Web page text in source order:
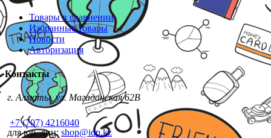
Товары в сравнении
Избранные товары
Новости
Авторизация
Контакты
г. Алматы, ул. Магаданская 62В
+7 (707) 4216040
для юр. лиц: shop@idp.kz